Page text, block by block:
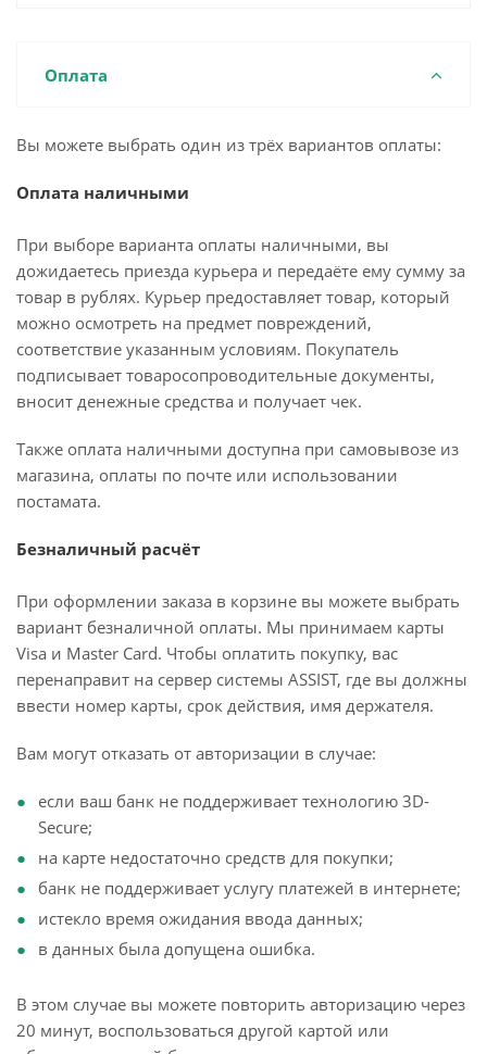
Оплата
Вы можете выбрать один из трёх вариантов оплаты:
Оплата наличными
При выборе варианта оплаты наличными, вы
дожидаетесь приезда курьера и передаёте ему сумму за
товар в рублях. Курьер предоставляет товар, который
можно осмотреть на предмет повреждений,
соответствие указанным условиям. Покупатель
подписывает товаросопроводительные документы,
вносит денежные средства и получает чек.
Также оплата наличными доступна при самовывозе из
магазина, оплаты по почте или использовании
постамата.
Безналичный расчёт
При оформлении заказа в корзине вы можете выбрать
вариант безналичной оплаты. Мы принимаем карты
Visa и Master Card. Чтобы оплатить покупку, вас
перенаправит на сервер системы ASSIST, где вы должны
ввести номер карты, срок действия, имя держателя.
Вам могут отказать от авторизации в случае:
если ваш банк не поддерживает технологию 3D-
Secure;
на карте недостаточно средств для покупки;
банк не поддерживает услугу платежей в интернете;
истекло время ожидания ввода данных;
в данных была допущена ошибка.
В этом случае вы можете повторить авторизацию через
20 минут, воспользоваться другой картой или